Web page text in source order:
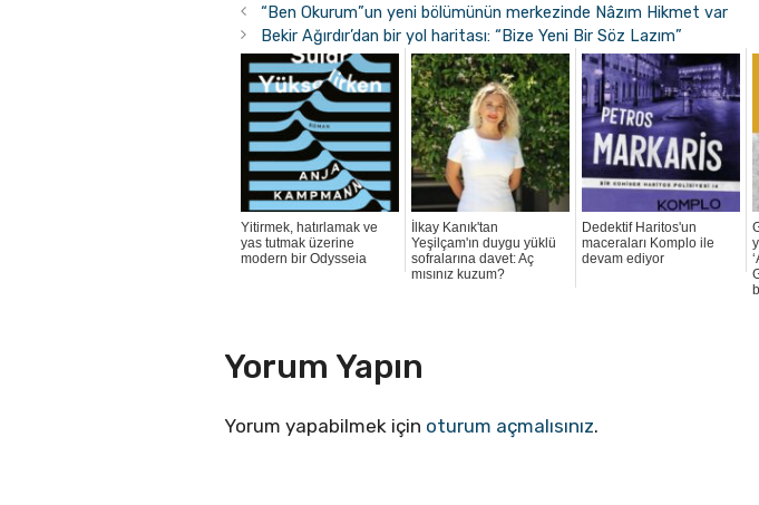
“Ben Okurum”un yeni bölümünün merkezinde Nâzım Hikmet var
Bekir Ağırdır’dan bir yol haritası: “Bize Yeni Bir Söz Lazım”
Yitirmek, hatırlamak ve
yas tutmak üzerine
modern bir Odysseia
İlkay Kanık'tan
Yeşilçam'ın duygu yüklü
sofralarına davet: Aç
mısınız kuzum?
Dedektif Haritos'un
maceraları Komplo ile
devam ediyor
Yorum Yapın
Yorum yapabilmek için oturum açmalısınız.